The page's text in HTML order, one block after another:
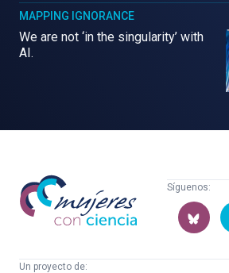
MAPPING IGNORANCE
We are not ‘in the singularity’ with
AI.
Mujeres
con
ciencia
Síguenos:
Un proyecto de: